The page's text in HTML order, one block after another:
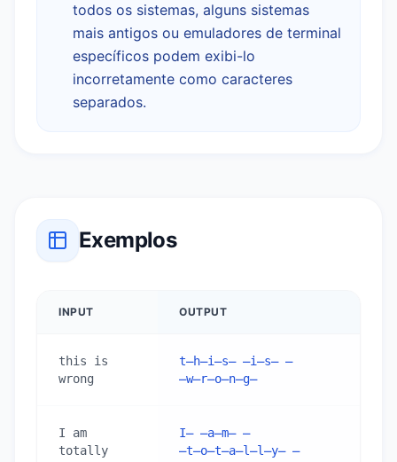
todos os sistemas, alguns sistemas
mais antigos ou emuladores de terminal
específicos podem exibi-lo
incorretamente como caracteres
separados.
Exemplos
INPUT OUTPUT
this is
wrong
t̶h̶i̶s̶ ̶i̶s̶
̶w̶r̶o̶n̶g̶
I am
totally
I̶ ̶a̶m̶
̶t̶o̶t̶a̶l̶l̶y̶